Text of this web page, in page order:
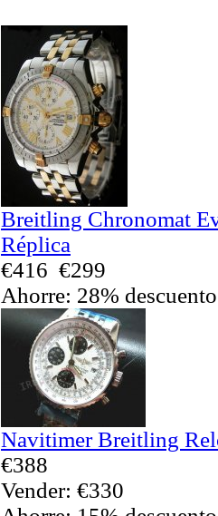
Breitling Chronomat
Réplica
€416 €299
Ahorre: 28% descuento
Navitimer Breitling
€388
Vender: €330